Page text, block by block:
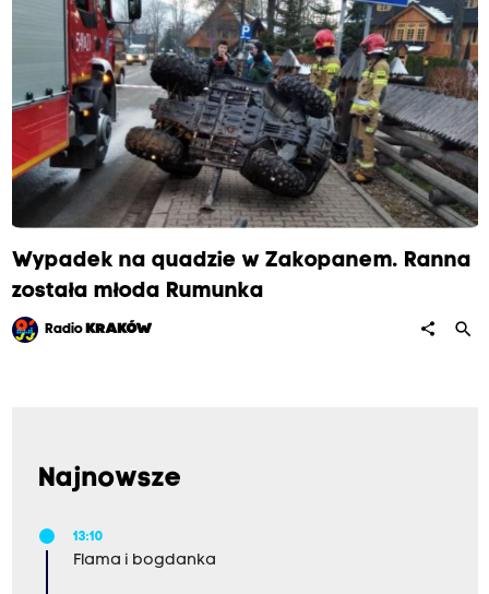
Wypadek na quadzie w Zakopanem. Ranna
została młoda Rumunka
Radio KRAKÓW share search
Najnowsze
13:10
Flama i bogdanka